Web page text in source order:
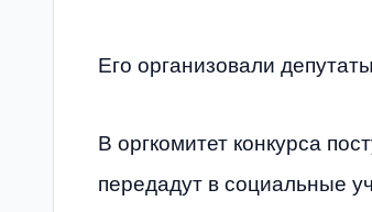
Его организовали
В оргкомитет конкурса
передадут в социальные